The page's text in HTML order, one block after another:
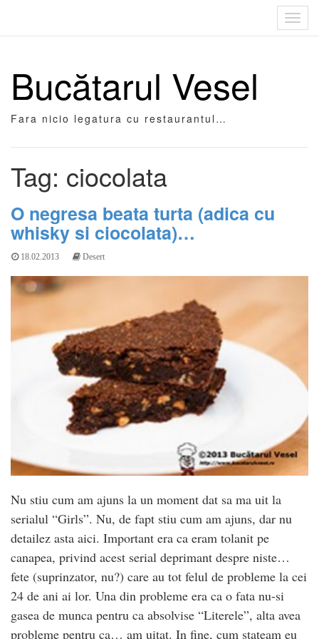
Bucătarul Vesel
Fara nicio legatura cu restaurantul…
Tag: ciocolata
O negresa beata turta (adica cu
whisky si ciocolata)…
18.02.2013 Desert
Nu stiu cum am ajuns la un moment dat sa ma uit la
serialul “Girls”. Nu, de fapt stiu cum am ajuns, dar nu
detailez asta aici. Important era ca eram tolanit pe
canapea, privind acest serial deprimant despre niste…
fete (suprinzator, nu?) care au tot felul de probleme la cei
24 de ani ai lor. Una din probleme era ca o fata nu-si
gasea de munca pentru ca absolvise “Literele”, alta avea
probleme pentru ca… am uitat. In fine, cum stateam eu